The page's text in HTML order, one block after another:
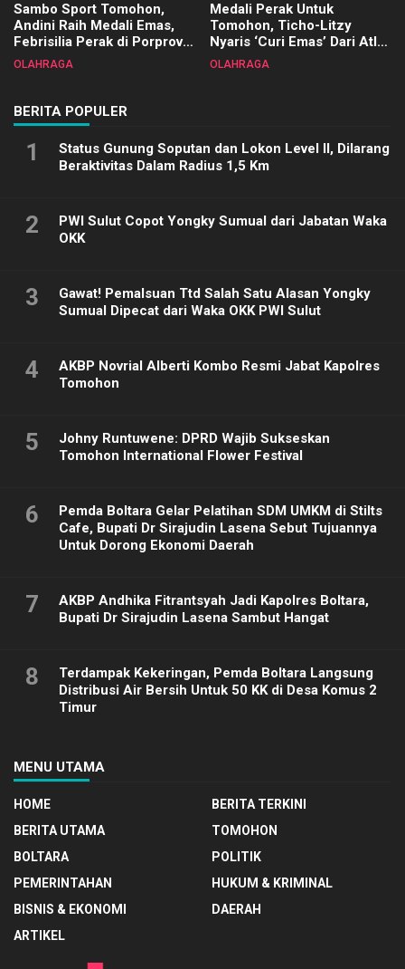
Sambo Sport Tomohon,
Andini Raih Medali Emas,
Febrisilia Perak di Porprov
Sulut 2025
OLAHRAGA
Medali Perak Untuk
Tomohon, Ticho-Litzy
Nyaris ‘Curi Emas’ Dari Atlet
Biliar PON di Porprov Sulut
OLAHRAGA
BERITA POPULER
1
Status Gunung Soputan dan Lokon Level II, Dilarang
Beraktivitas Dalam Radius 1,5 Km
2
PWI Sulut Copot Yongky Sumual dari Jabatan Waka
OKK
3
Gawat! Pemalsuan Ttd Salah Satu Alasan Yongky
Sumual Dipecat dari Waka OKK PWI Sulut
4
AKBP Novrial Alberti Kombo Resmi Jabat Kapolres
Tomohon
5
Johny Runtuwene: DPRD Wajib Sukseskan
Tomohon International Flower Festival
6
Pemda Boltara Gelar Pelatihan SDM UMKM di Stilts
Cafe, Bupati Dr Sirajudin Lasena Sebut Tujuannya
Untuk Dorong Ekonomi Daerah
7
AKBP Andhika Fitrantsyah Jadi Kapolres Boltara,
Bupati Dr Sirajudin Lasena Sambut Hangat
8
Terdampak Kekeringan, Pemda Boltara Langsung
Distribusi Air Bersih Untuk 50 KK di Desa Komus 2
Timur
MENU UTAMA
HOME
BERITA TERKINI
BERITA UTAMA
TOMOHON
BOLTARA
POLITIK
PEMERINTAHAN
HUKUM & KRIMINAL
BISNIS & EKONOMI
DAERAH
ARTIKEL